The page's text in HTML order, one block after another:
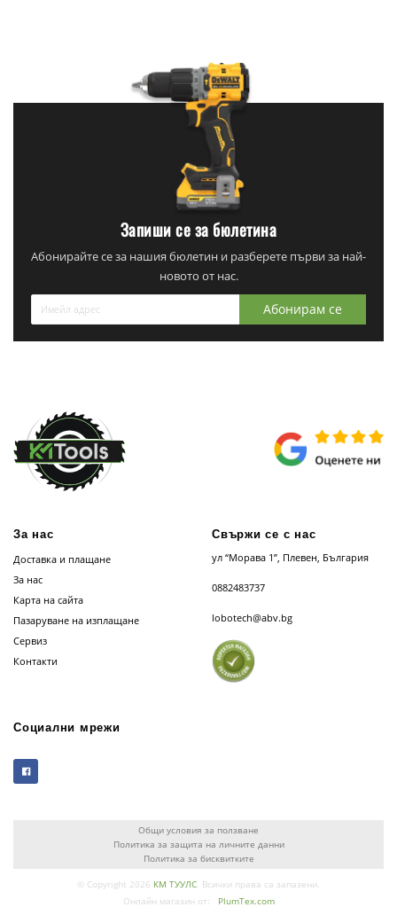
Запиши се за бюлетина
Абонирайте се за нашия бюлетин и разберете първи за най-
новото от нас.
Абонирам се
За нас
Доставка и плащане
За нас
Карта на сайта
Пазаруване на изплащане
Сервиз
Контакти
Свържи се с нас
ул “Морава 1”, Плевен, България
0882483737
lobotech@abv.bg
Социални мрежи
Общи условия за ползване
Политика за защита на личните данни
Политика за бисквитките
© Copyright 2026 КМ ТУУЛС . Всички права са запазени.
Онлайн магазин от:
PlumTex.com